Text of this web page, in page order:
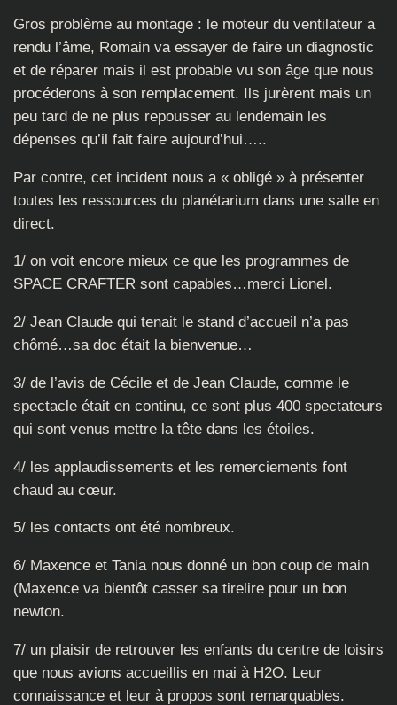
Gros problème au montage : le moteur du ventilateur a
rendu l’âme, Romain va essayer de faire un diagnostic
et de réparer mais il est probable vu son âge que nous
procéderons à son remplacement. Ils jurèrent mais un
peu tard de ne plus repousser au lendemain les
dépenses qu’il fait faire aujourd’hui…..
Par contre, cet incident nous a « obligé » à présenter
toutes les ressources du planétarium dans une salle en
direct.
1/ on voit encore mieux ce que les programmes de
SPACE CRAFTER sont capables…merci Lionel.
2/ Jean Claude qui tenait le stand d’accueil n’a pas
chômé…sa doc était la bienvenue…
3/ de l’avis de Cécile et de Jean Claude, comme le
spectacle était en continu, ce sont plus 400 spectateurs
qui sont venus mettre la tête dans les étoiles.
4/ les applaudissements et les remerciements font
chaud au cœur.
5/ les contacts ont été nombreux.
6/ Maxence et Tania nous donné un bon coup de main
(Maxence va bientôt casser sa tirelire pour un bon
newton.
7/ un plaisir de retrouver les enfants du centre de loisirs
que nous avions accueillis en mai à H2O. Leur
connaissance et leur à propos sont remarquables.